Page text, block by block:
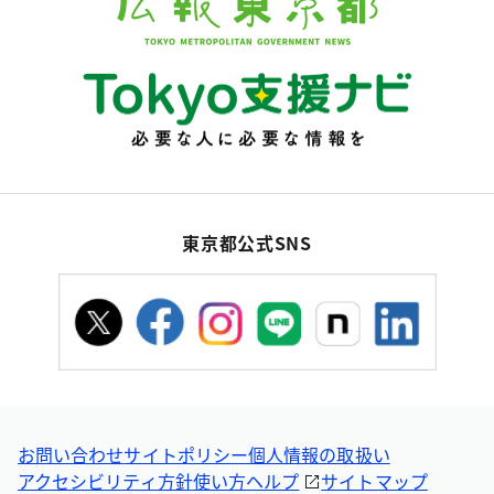
東京都公式SNS
お問い合わせサイトポリシー個人情報の取扱い
アクセシビリティ方針使い方ヘルプ サイトマップ